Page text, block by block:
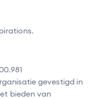
gevestigd in
bieden van